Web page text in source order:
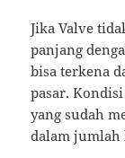
Jika Valve
panjang
bisa terkena
pasar.
yang sudah
dalam jumlah